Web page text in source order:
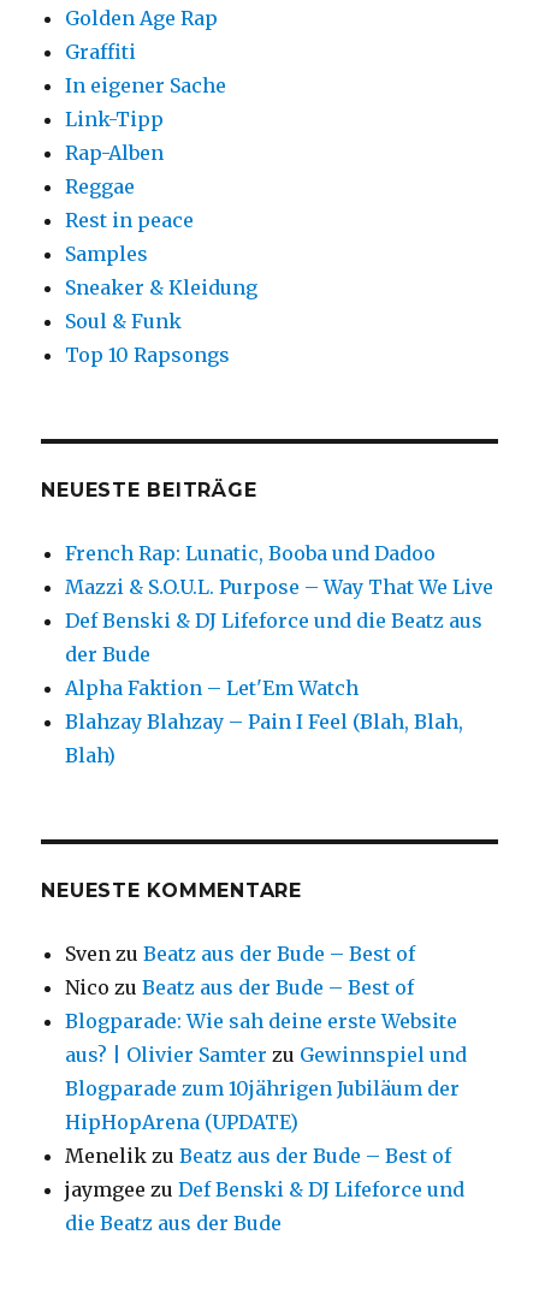
Golden Age Rap
Graffiti
In eigener Sache
Link-Tipp
Rap-Alben
Reggae
Rest in peace
Samples
Sneaker & Kleidung
Soul & Funk
Top 10 Rapsongs
NEUESTE BEITRÄGE
French Rap: Lunatic, Booba und Dadoo
Mazzi & S.O.U.L. Purpose – Way That We Live
Def Benski & DJ Lifeforce und die Beatz aus
der Bude
Alpha Faktion – Let'Em Watch
Blahzay Blahzay – Pain I Feel (Blah, Blah,
Blah)
NEUESTE KOMMENTARE
Sven zuBeatz aus der Bude – Best of
Nico zuBeatz aus der Bude – Best of
Blogparade: Wie sah deine erste Website
aus? | Olivier Samter zu Gewinnspiel und
Blogparade zum 10jährigen Jubiläum der
HipHopArena (UPDATE)
Menelik zuBeatz aus der Bude – Best of
jaymgee zuDef Benski & DJ Lifeforce und
die Beatz aus der Bude